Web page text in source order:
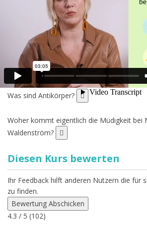
Leberkrebs in solchen fortgeschrittenen
geheilt werden kann, steht Ihnen dennoch
zur Seite. Die vorhandenen Therapien
Eigenständigkeit und Ihre Lebensqualität
erhalten. Genauere Informationen zu den
Therapiemöglichkeiten erhalten Sie in der
„Behandlung von Leberkrebs“.
Was sind Antikörper?
Woher kommt eigentlich die Müdigkeit bei
Waldenström?
Diesen Kurs bewerten
Ihr Feedback hilft anderen Nutzern die für
zu finden.
Bewertung Abschicken
4.3 / 5 (102)